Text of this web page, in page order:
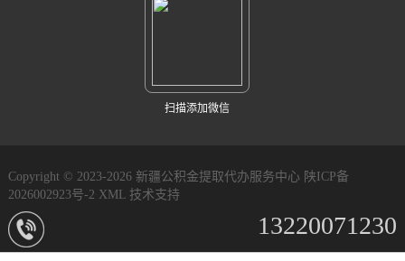
扫描添加微信
Copyright © 2023-2026 新疆公积金提取代办服务中心 陕ICP备
2026002923号-2 XML 技术支持
13220071230